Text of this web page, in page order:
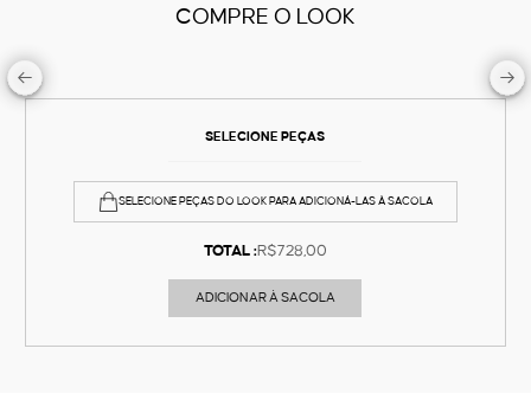
COMPRE O LOOK
SELECIONE PEÇAS
SELECIONE PEÇAS DO LOOK PARA ADICIONÁ-LAS À SACOLA
TOTAL :R$728,00
ADICIONAR À SACOLA